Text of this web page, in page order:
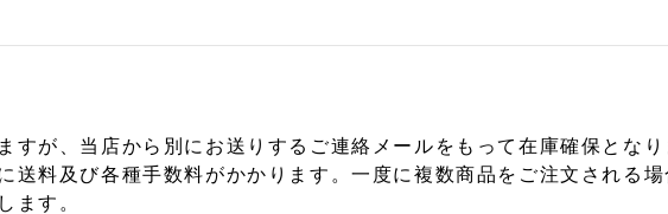
すが、当店から別にお送りするご連絡メールをもって在庫確保となり
送料及び各種手数料がかかります。一度に複数商品をご注文される
ます。